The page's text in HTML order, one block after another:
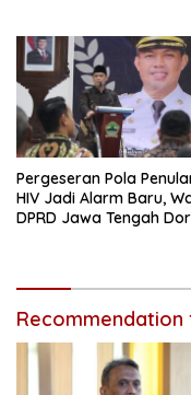
Pergeseran Pola
HIV Jadi Alarm Baru,
DPRD Jawa Tengah
Recommendation